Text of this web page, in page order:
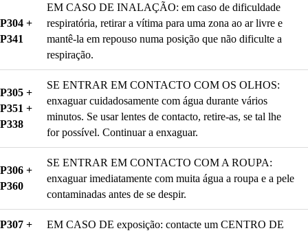
P304 +
P341
EM CASO DE INALAÇÃO: em caso de dificuldade
respiratória, retirar a vítima para uma zona ao ar livre e
mantê-la em repouso numa posição que não dificulte a
respiração.
P305 +
P351 +
P338
SE ENTRAR EM CONTACTO COM OS OLHOS:
enxaguar cuidadosamente com água durante vários
minutos. Se usar lentes de contacto, retire-as, se tal lhe
for possível. Continuar a enxaguar.
P306 +
P360
SE ENTRAR EM CONTACTO COM A ROUPA:
enxaguar imediatamente com muita água a roupa e a pele
contaminadas antes de se despir.
P307 +
EM CASO DE exposição: contacte um CENTRO DE